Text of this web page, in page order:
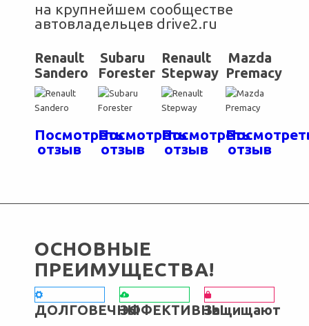
на крупнейшем сообществе
автовладельцев drive2.ru
Renault
Sandero
Посмотреть
отзыв
Subaru
Forester
Посмотреть
отзыв
Renault
Stepway
Посмотреть
отзыв
Mazda
Premacy
отзыв
ОСНОВНЫЕ
ПРЕИМУЩЕСТВА!
ДОЛГОВЕЧНЫЭФФЕКТИВНЫЗащищают